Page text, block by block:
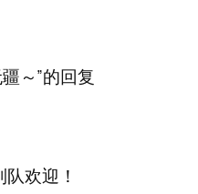
～”的回复
欢迎！